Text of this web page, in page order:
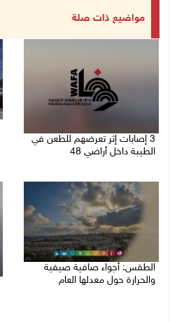
مواضيع ذات صلة
3 إصابات إثر تعرضهم للطعن في
الطيبة داخل أراضي 48
الطقس: أجواء صافية صيفية
والحرارة حول معدلها العام